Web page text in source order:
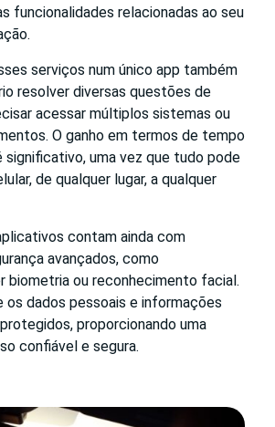
funcionalidades relacionadas ao seu
serviços num único app também
resolver diversas questões de
acessar múltiplos sistemas ou
O ganho em termos de tempo
significativo, uma vez que tudo pode
de qualquer lugar, a qualquer
contam ainda com
avançados, como
biometria ou reconhecimento facial.
os dados pessoais e informações
proporcionando uma
confiável e segura.